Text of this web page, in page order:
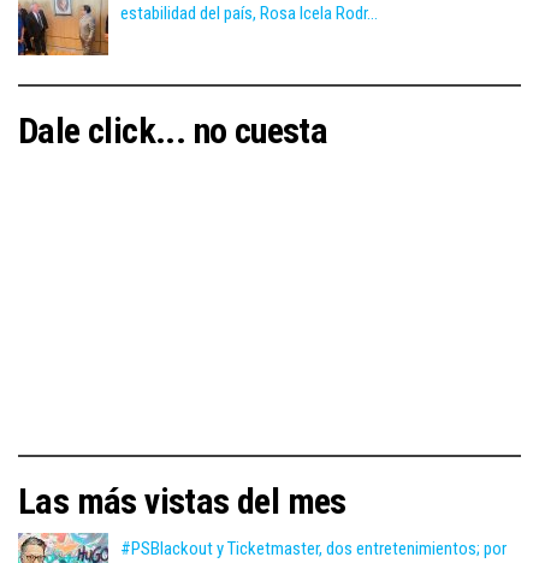
estabilidad del país, Rosa Icela Rodr...
Dale click... no cuesta
Las más vistas del mes
#PSBlackout y Ticketmaster, dos entretenimientos; por